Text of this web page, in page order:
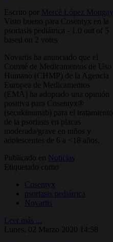
Escrito por
Mercè López Mongay
Visto bueno para Cosentyx en la
psoriasis pediátrica - 1.0 out of 5
based on
2 votes
Novartis ha anunciado que el
Comité de Medicamentos de Uso
Humano (CHMP) de la Agencia
Europea de Medicamentos
(EMA) ha adoptado una opinión
positiva para Cosentyx®
(secukinumab) para el tratamiento
de la psoriasis en placas
moderada/grave en niños y
adolescentes de 6 a <18 años.
Publicado en
Noticias
Etiquetado como
Cosentyx
psoriasis pediátrica
Novartis
Leer más ...
Lunes, 02 Marzo 2020 14:58